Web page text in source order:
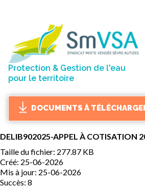
Protection & Gestion de l'eau
pour le territoire
DOCUMENTS À
DELIB902025-APPEL À COTISATION
Taille du fichier: 277.87 KB
Créé: 25-06-2026
Mis à jour: 25-06-2026
Succès: 8